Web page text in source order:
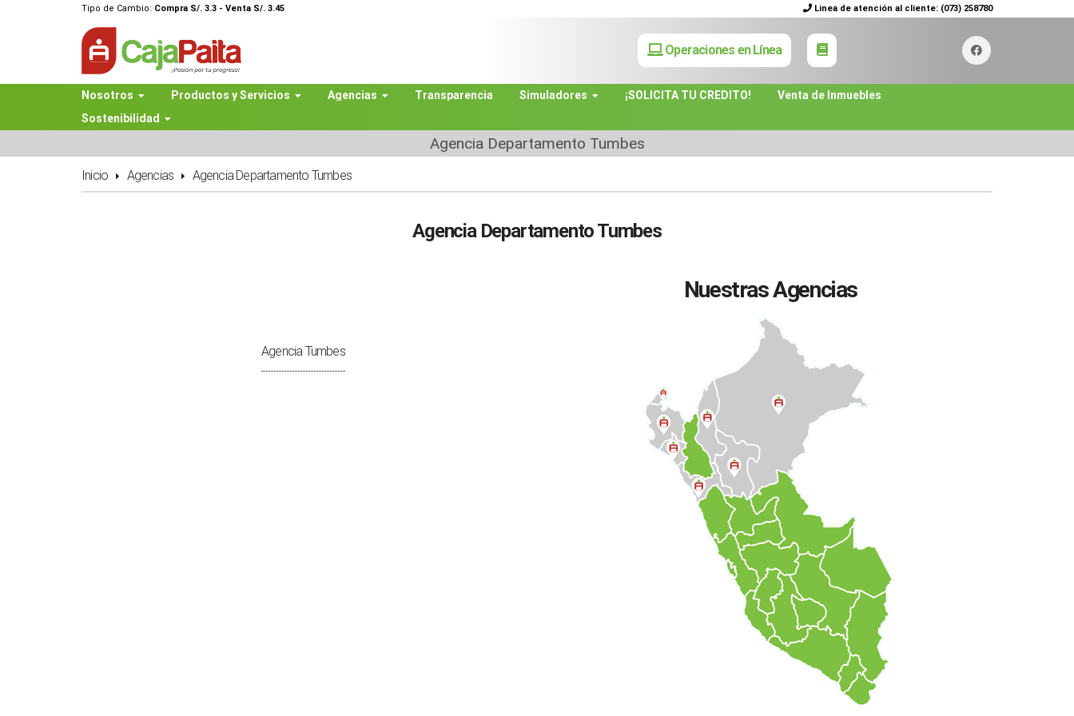
Tipo de Cambio: Compra S/. 3.3 - Venta S/. 3.45 Linea de atención al cliente: (073) 258780
Operaciones en Línea
Nosotros Productos y Servicios Agencias Transparencia Simuladores ¡SOLICITA TU CREDITO!
Venta de Inmuebles
Sostenibilidad
Agencia Departamento Tumbes
Inicio Agencias Agencia Departamento Tumbes
Agencia Departamento Tumbes
Agencia Tumbes
Nuestras Agencias